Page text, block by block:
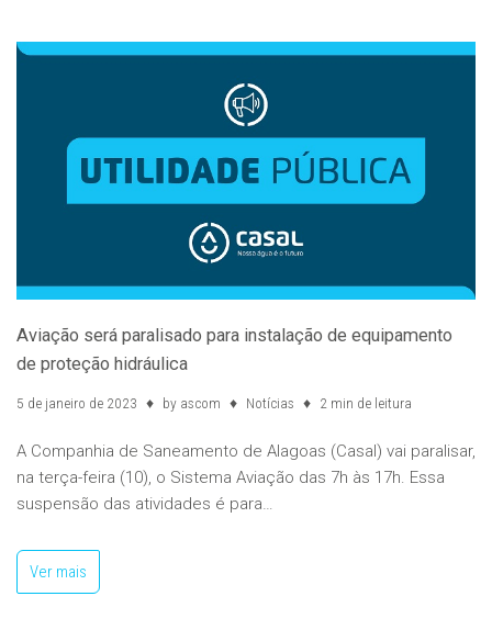
Aviação será paralisado para instalação de equipamento
de proteção hidráulica
5 de janeiro de 2023 by ascom Notícias 2 min de leitura
A Companhia de Saneamento de Alagoas (Casal) vai paralisar,
na terça-feira (10), o Sistema Aviação das 7h às 17h. Essa
suspensão das atividades é para…
Ver mais